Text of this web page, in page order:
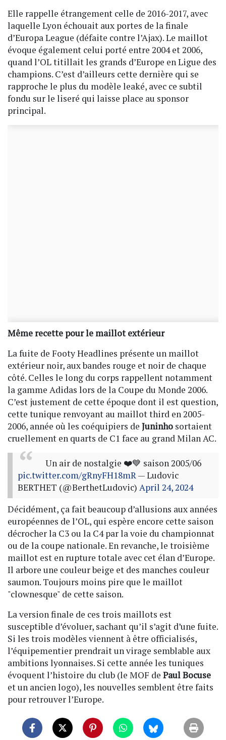
Elle rappelle étrangement celle de 2016-2017, avec
laquelle Lyon échouait aux portes de la finale
d’Europa League (défaite contre l’Ajax). Le maillot
évoque également celui porté entre 2004 et 2006,
quand l’OL titillait les grands d’Europe en Ligue des
champions. C’est d’ailleurs cette dernière qui se
rapproche le plus du modèle leaké, avec ce subtil
fondu sur le liseré qui laisse place au sponsor
principal.
Même recette pour le maillot extérieur
La fuite de Footy Headlines présente un maillot
extérieur noir, aux bandes rouge et noir de chaque
côté. Celles le long du corps rappellent notamment
la gamme Adidas lors de la Coupe du Monde 2006.
C’est justement de cette époque dont il est question,
cette tunique renvoyant au maillot third en 2005-
2006, année où les coéquipiers de Juninho sortaient
cruellement en quarts de C1 face au grand Milan AC.
Un air de nostalgie ❤️💙 saison 2005/06
pic.twitter.com/gRnyFH18mR— Ludovic
BERTHET (@BerthetLudovic) April 24, 2024
Décidément, ça fait beaucoup d’allusions aux années
européennes de l’OL, qui espère encore cette saison
décrocher la C3 ou la C4 par la voie du championnat
ou de la coupe nationale. En revanche, le troisième
maillot est en rupture totale avec cet élan d’Europe.
Il arbore une couleur beige et des manches couleur
saumon. Toujours moins pire que le maillot
"clownesque" de cette saison.
La version finale de ces trois maillots est
susceptible d’évoluer, sachant qu’il s’agit d’une fuite.
Si les trois modèles viennent à être officialisés,
l’équipementier prendrait un virage semblable aux
ambitions lyonnaises. Si cette année les tuniques
évoquent l’histoire du club (le MOF de Paul Bocuse
et un ancien logo), les nouvelles semblent être faits
pour retrouver l’Europe.